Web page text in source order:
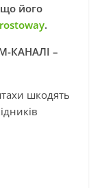
що його
.
КАНАЛІ –
шкодять